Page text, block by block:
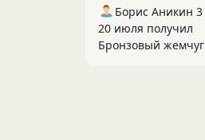
Борис Аникин 3
20 июля получил
Бронзовый жемчуг